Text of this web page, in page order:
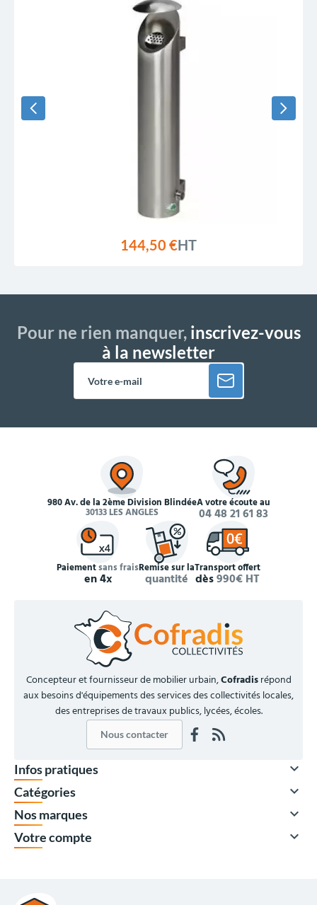
144,50 €HT
Pour ne rien manquer,inscrivez-vous
à la newsletter
980 Av. de la 2ème Division Blindée
30133 LES ANGLES
À votre écoute au
04 48 21 61 83
Paiementsans frais
en 4x
Remise sur la
quantité
Transport offert
dès990€ HT
Concepteur et fournisseur de mobilier urbain,Cofradisrépond
aux besoins d'équipements des services des collectivités locales,
des entreprises de travaux publics, lycées, écoles.
Nous contacter
Infos pratiques 
Catégories 
Nos marques 
Votre compte 